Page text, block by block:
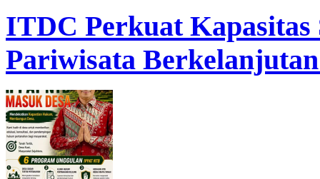
ITDC Perkuat
Pariwisata